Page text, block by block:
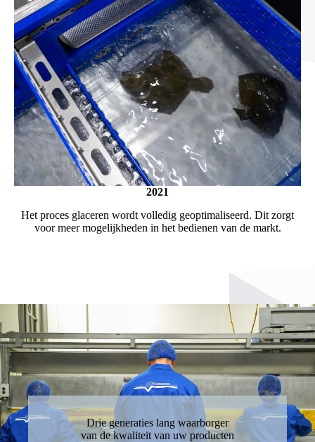
2021
Het proces glaceren wordt volledig geoptimaliseerd. Dit zorgt
voor meer mogelijkheden in het bedienen van de markt.
Drie generaties lang waarborger
van de kwaliteit van uw producten